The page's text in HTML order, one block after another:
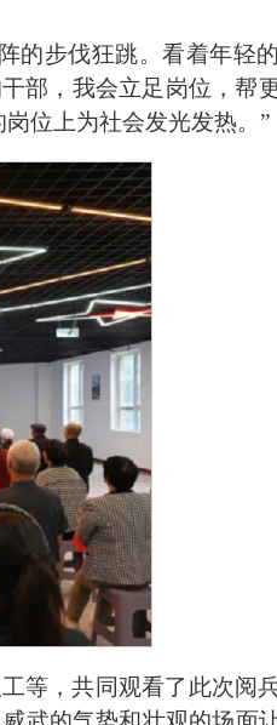
的步伐狂跳。看着年轻
部，我会立足岗位，帮
位上为社会发光发热。 ”
等，共同观看了此次阅